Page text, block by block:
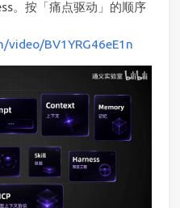
。按「痛点驱动」的顺序
BV1YRG46eE1n